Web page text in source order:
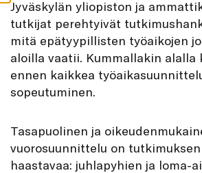
Jyväskylän yliopiston ja
tutkijat perehtyivät
mitä epätyypillisten työaikojen
aloilla vaatii. Kummallakin alalla
ennen kaikkea
sopeutuminen.
Tasapuolinen ja
vuorosuunnittelu on
haastavaa: juhlapyhien ja loma-­